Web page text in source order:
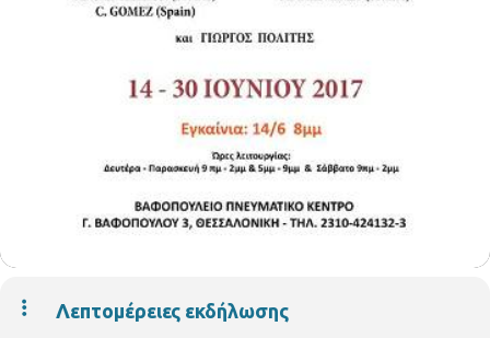
Λεπτομέρειες εκδήλωσης